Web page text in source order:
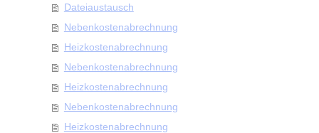
Dateiaustausch
Nebenkostenabrechnung
Heizkostenabrechnung
Nebenkostenabrechnung
Heizkostenabrechnung
Nebenkostenabrechnung
Heizkostenabrechnung